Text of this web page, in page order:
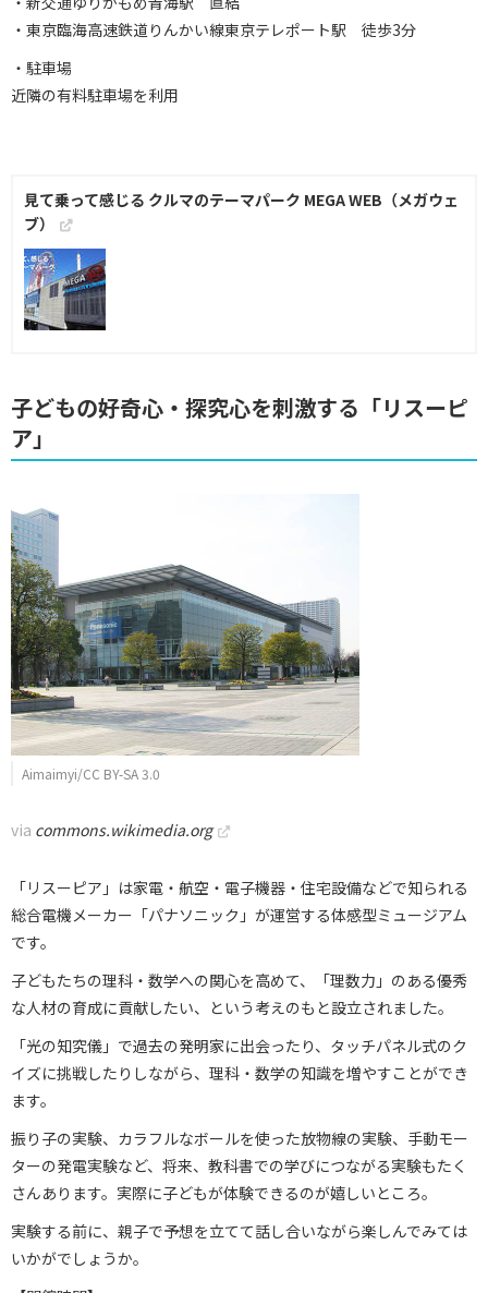
・東京臨海高速鉄道りんかい線東京テレポート駅 徒歩3分
・駐車場
近隣の有料駐車場を利用
見て乗って感じる クルマのテーマパーク MEGA WEB（メガウェ
ブ）
子どもの好奇心・探究心を刺激する「リスーピ
ア」
Aimaimyi/CC BY-SA 3.0
via commons.wikimedia.org
「リスーピア」は家電・航空・電子機器・住宅設備などで知られる
総合電機メーカー「パナソニック」が運営する体感型ミュージアム
です。
子どもたちの理科・数学への関心を高めて、「理数力」のある優秀
な人材の育成に貢献したい、という考えのもと設立されました。
「光の知究儀」で過去の発明家に出会ったり、タッチパネル式のク
イズに挑戦したりしながら、理科・数学の知識を増やすことができ
ます。
振り子の実験、カラフルなボールを使った放物線の実験、手動モー
ターの発電実験など、将来、教科書での学びにつながる実験もたく
さんあります。実際に子どもが体験できるのが嬉しいところ。
実験する前に、親子で予想を立てて話し合いながら楽しんでみては
いかがでしょうか。